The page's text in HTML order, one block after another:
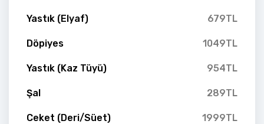
Yastık (Elyaf) 679TL
Döpiyes 1049TL
Yastık (Kaz Tüyü) 954TL
Şal 289TL
Ceket (Deri/Süet) 1999TL